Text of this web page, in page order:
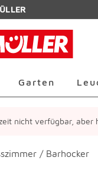
Garten
nicht verfügbar, aber
/ Barhocker